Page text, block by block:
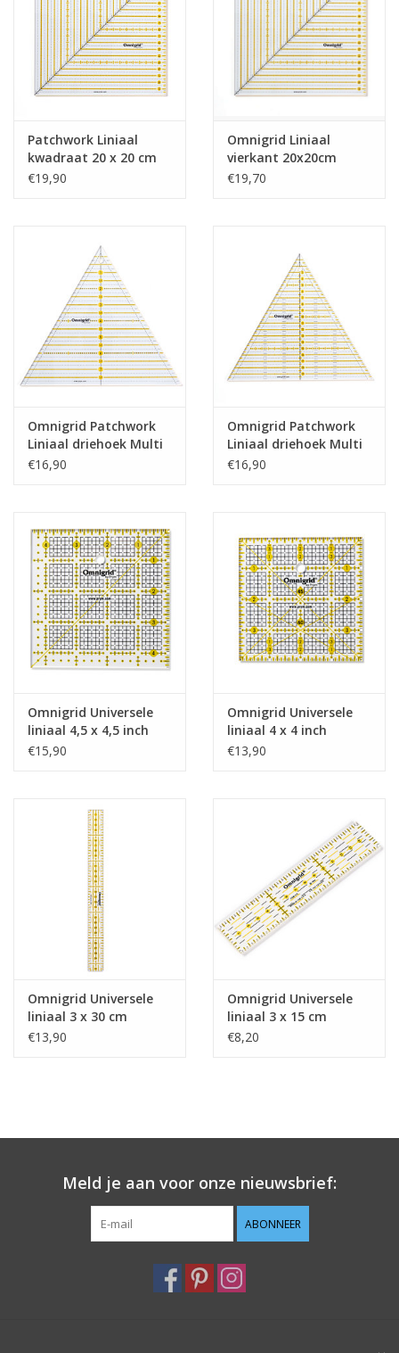
Patchwork Liniaal
kwadraat 20 x 20 cm
Omnigrid
€19,90
Omnigrid Liniaal
vierkant 20x20cm
€19,70
Omnigrid Patchwork
Liniaal driehoek Multi
8 inch
€16,90
Omnigrid Patchwork
Liniaal driehoek Multi
20 cm
€16,90
Omnigrid Universele
liniaal 4,5 x 4,5 inch
€15,90
Omnigrid Universele
liniaal 4 x 4 inch
€13,90
Omnigrid Universele
liniaal 3 x 30 cm
€13,90
Omnigrid Universele
liniaal 3 x 15 cm
€8,20
Meld je aan voor onze nieuwsbrief:
ABONNEER